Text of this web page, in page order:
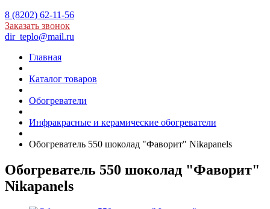
8 (8202) 62-11-56
Заказать звонок
dir_teplo@mail.ru
Главная
Каталог товаров
Обогреватели
Инфракрасные и керамические обогреватели
Обогреватель 550 шоколад "Фаворит" Nikapanels
Обогреватель 550 шоколад "Фаворит"
Nikapanels